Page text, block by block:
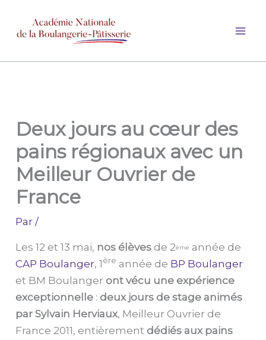
contenu
Deux jours au cœur des
pains régionaux avec un
Meilleur Ouvrier de
France
Par/
Les 12 et 13 mai, nos élèves de 2ème année de
CAP Boulanger, 1 ère année de BP Boulanger
et BM Boulanger ont vécu une expérience
exceptionnelle : deux jours de stage animés
par Sylvain Herviaux, Meilleur Ouvrier de
France 2011, entièrement dédiés aux pains